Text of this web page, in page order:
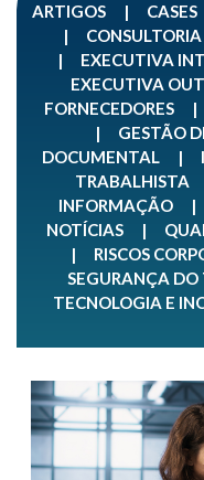
ARTIGOS | CASES
|
CONSULTORIA
|
EXECUTIVA
EXECUTIVA
FORNECEDORES
|
|
GESTÃO
DOCUMENTAL
|
TRABALHISTA
INFORMAÇÃO
|
NOTÍCIAS
|
|
RISCOS
SEGURANÇA
TECNOLOGIA E